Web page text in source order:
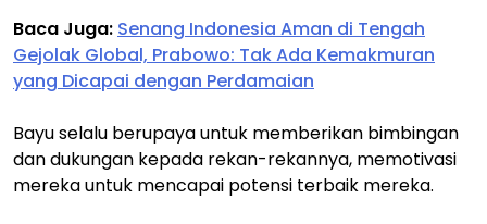
Baca Juga: Senang Indonesia Aman di Tengah
Gejolak Global, Prabowo: Tak Ada Kemakmuran
yang Dicapai dengan Perdamaian
Bayu selalu berupaya untuk memberikan bimbingan
dan dukungan kepada rekan-rekannya, memotivasi
mereka untuk mencapai potensi terbaik mereka.